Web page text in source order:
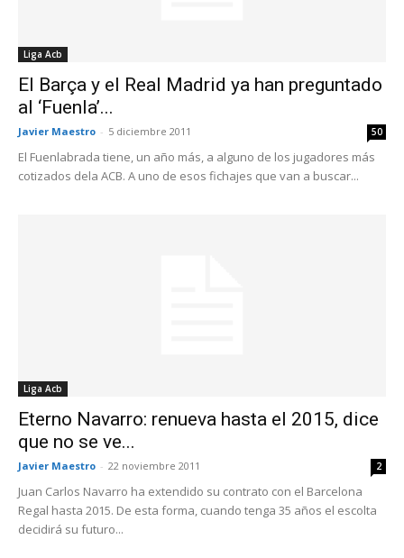
Liga Acb
El Barça y el Real Madrid ya han preguntado
al ‘Fuenla’...
Javier Maestro - 5 diciembre 2011 50
El Fuenlabrada tiene, un año más, a alguno de los jugadores más
cotizados dela ACB. A uno de esos fichajes que van a buscar...
Liga Acb
Eterno Navarro: renueva hasta el 2015, dice
que no se ve...
Javier Maestro - 22 noviembre 2011 2
Juan Carlos Navarro ha extendido su contrato con el Barcelona
Regal hasta 2015. De esta forma, cuando tenga 35 años el escolta
decidirá su futuro...